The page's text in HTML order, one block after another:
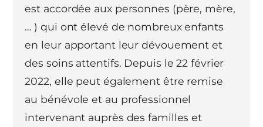
est accordée aux personnes (père, mère,
… ) qui ont élevé de nombreux enfants
en leur apportant leur dévouement et
des soins attentifs. Depuis le 22 février
2022, elle peut également être remise
au bénévole et au professionnel
intervenant auprès des familles et